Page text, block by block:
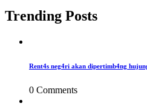
Trending Posts
Rent4s neg4ri akan dipertimb4ng
0 Comments